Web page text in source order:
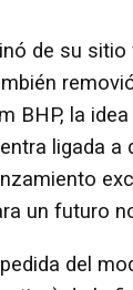
de su sitio
BHP, la idea
ligada a
un futuro
del